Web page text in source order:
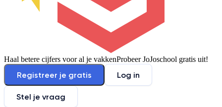
Haal betere cijfers voor al je vakkenProbeer JoJoschool gratis uit!
Registreer je gratis Log in
Stel je vraag